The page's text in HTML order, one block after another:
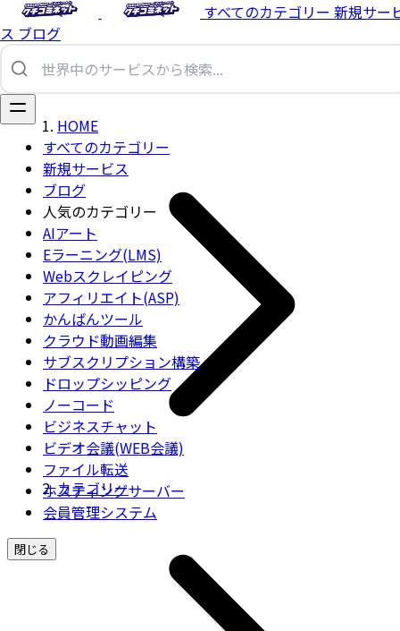
すべてのカテゴリー 新規サー
ス ブログ
すべてのカテゴリー
新規サービス
ブログ
人気のカテゴリー
AIアート
Eラーニング(LMS)
Webスクレイピング
アフィリエイト(ASP)
かんばんツール
クラウド動画編集
サブスクリプション構築
ドロップシッピング
ノーコード
ビジネスチャット
ビデオ会議(WEB会議)
ファイル転送
ホスティングサーバー
会員管理システム
閉じる
HOME
カテゴリー